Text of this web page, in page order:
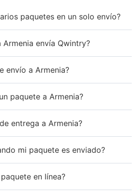
paquetes en un solo envío?
Armenia envía Qwintry?
envío a Armenia?
paquete a Armenia?
entrega a Armenia?
mi paquete es enviado?
en línea?